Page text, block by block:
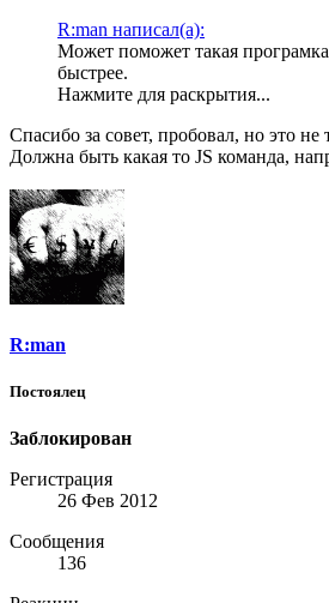
R:man написал(а):
Может поможет такая
быстрее.
Нажмите для раскрытия...
Спасибо за совет, пробовал, но это не
Должна быть какая то JS команда,
R:man
Постоялец
Заблокирован
Регистрация
26 Фев 2012
Сообщения
136